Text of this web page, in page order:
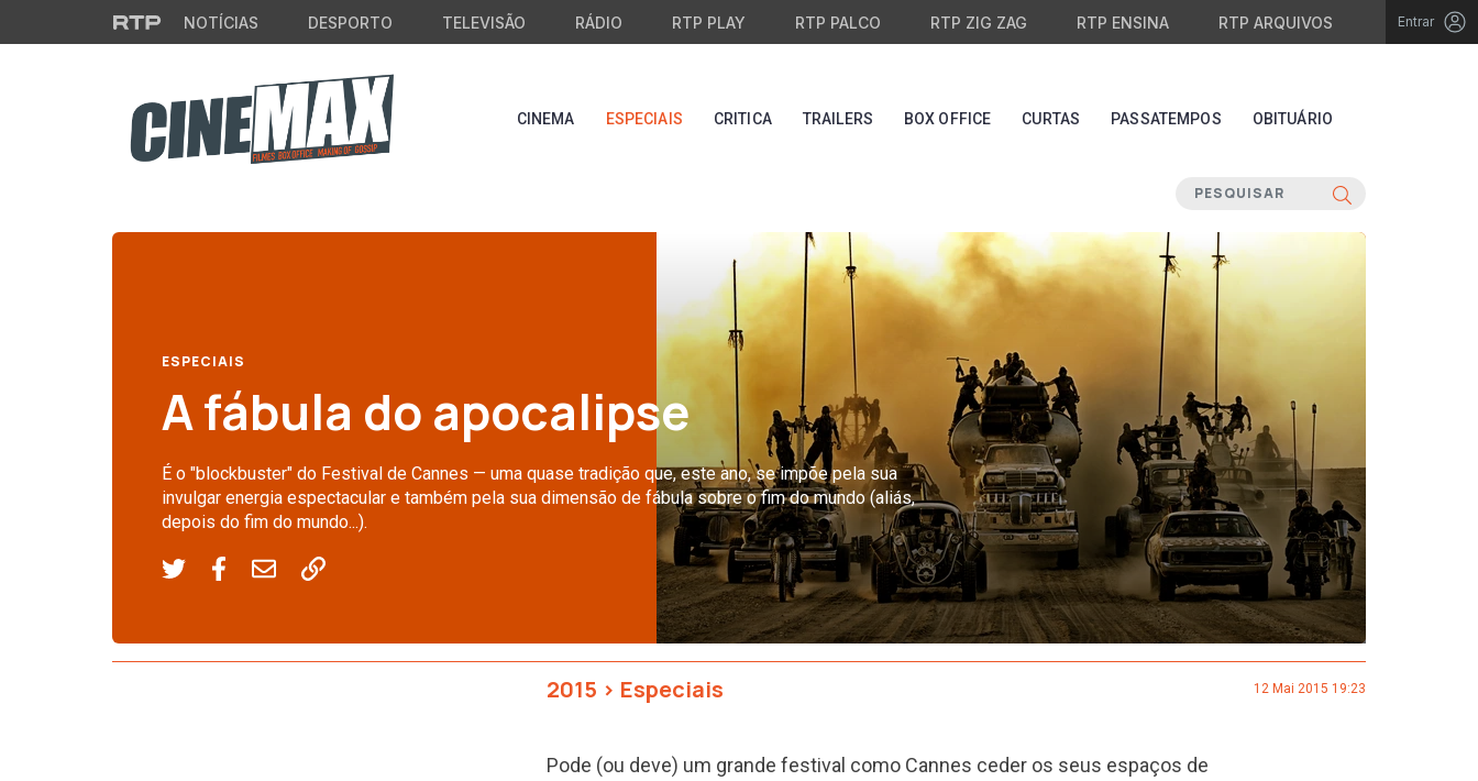
Saltar para o conteúdo principal
NOTÍCIAS DESPORTO TELEVISÃO RÁDIO RTP PLAY RTP PALCO RTP ZIG ZAG RTP ENSINA RTP ARQUIVOS Entrar
CINEMA ESPECIAIS CRITICA TRAILERS BOX OFFICE CURTAS PASSATEMPOS OBITUÁRIO
ESPECIAIS
A fábula do apocalipse
É o "blockbuster" do Festival de Cannes — uma quase tradição que, este ano, se impõe pela sua
invulgar energia espectacular e também pela sua dimensão de fábula sobre o fim do mundo (aliás,
depois do fim do mundo...).
2015 > Especiais 12 Mai 2015 19:23
Pode (ou deve) um grande festival como Cannes ceder os seus espaços de